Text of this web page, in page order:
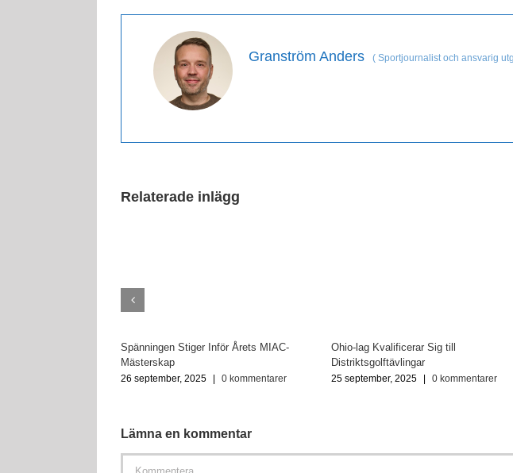
Granström Anders ( Sportjournalist och ansvarig
Relaterade inlägg
Spänningen Stiger Inför Årets MIAC-
Mästerskap
26 september, 2025 0 kommentarer
Ohio-lag Kvalificerar Sig till
Distriktsgolftävlingar
25 september, 2025 0 kommentarer
Lämna en kommentar